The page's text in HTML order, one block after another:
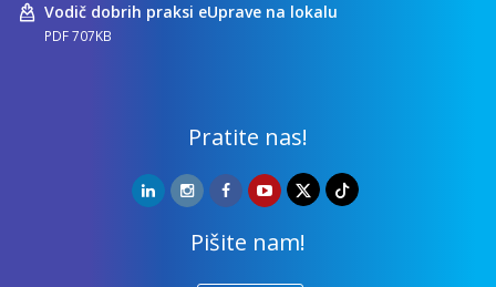
Vodič dobrih praksi eUprave na lokalu
PDF 707KB
Pratite nas!
Pišite nam!